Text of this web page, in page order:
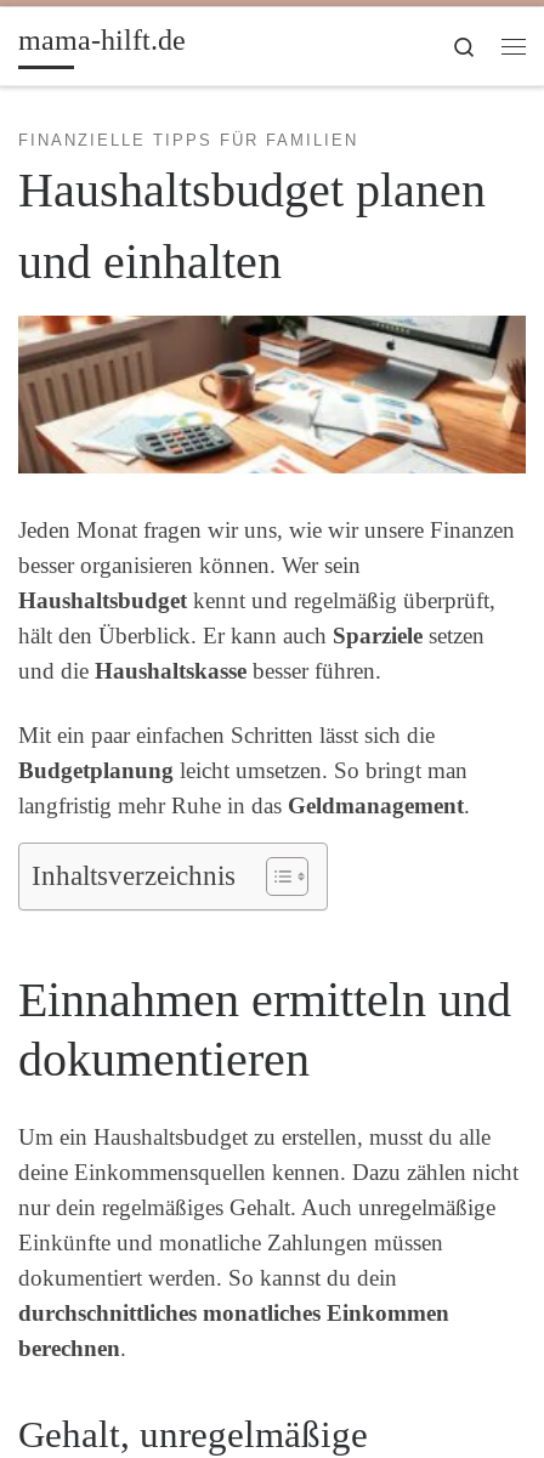
Zum Inhalt springen
mama-hilft.de
Search
FINANZIELLE TIPPS FÜR FAMILIEN
Haushaltsbudget planen
und einhalten
Jeden Monat fragen wir uns, wie wir unsere Finanzen
besser organisieren können. Wer sein
Haushaltsbudget kennt und regelmäßig überprüft,
hält den Überblick. Er kann auch Sparziele setzen
und die Haushaltskasse besser führen.
Mit ein paar einfachen Schritten lässt sich die
Budgetplanung leicht umsetzen. So bringt man
langfristig mehr Ruhe in das Geldmanagement.
Inhaltsverzeichnis
Einnahmen ermitteln und
dokumentieren
Um ein Haushaltsbudget zu erstellen, musst du alle
deine Einkommensquellen kennen. Dazu zählen nicht
nur dein regelmäßiges Gehalt. Auch unregelmäßige
Einkünfte und monatliche Zahlungen müssen
dokumentiert werden. So kannst du dein
durchschnittliches monatliches Einkommen
berechnen.
Gehalt, unregelmäßige